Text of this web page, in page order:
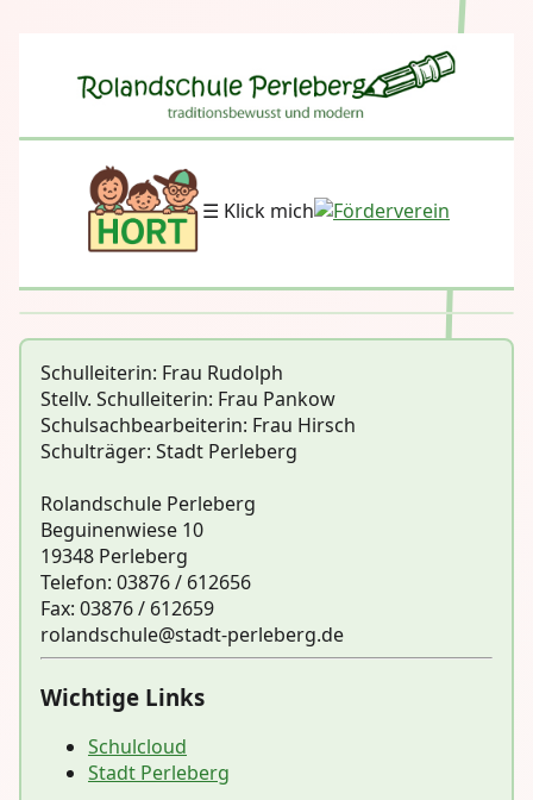
☰ Klick mich
Schulleiterin: Frau Rudolph
Stellv. Schulleiterin: Frau Pankow
Schulsachbearbeiterin: Frau Hirsch
Schulträger: Stadt Perleberg
Rolandschule Perleberg
Beguinenwiese 10
19348 Perleberg
Telefon: 03876 / 612656
Fax: 03876 / 612659
rolandschule@stadt-perleberg.de
Wichtige Links
Schulcloud
Stadt Perleberg